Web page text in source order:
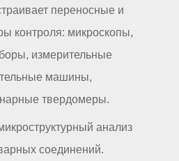
переносные и
контроля: микроскопы,
измерительные
машины,
твердомеры.
анализ
соединений.